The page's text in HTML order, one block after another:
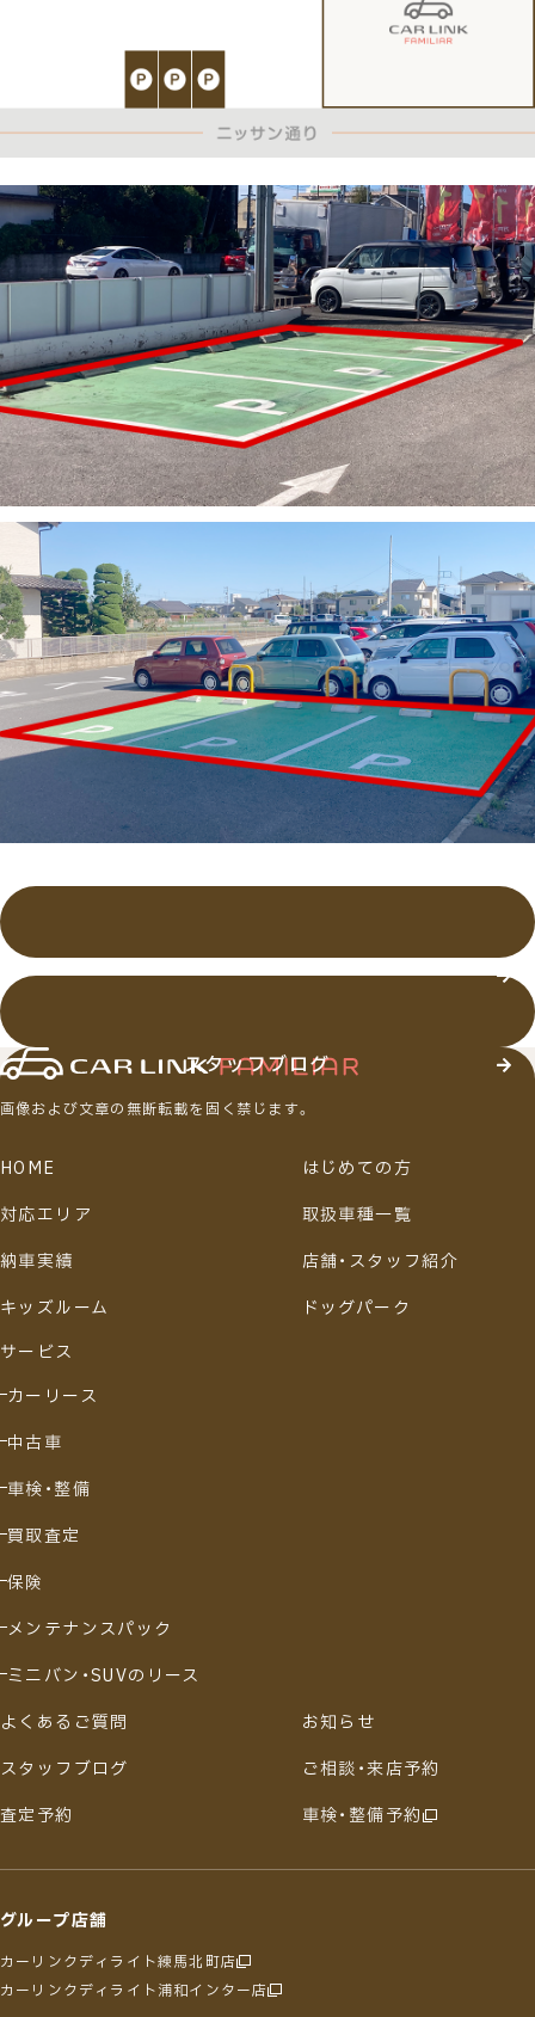
店舗・スタッフ紹介
スタッフブログ
画像および文章の無断転載を固く禁じます。
HOME
はじめての方
対応エリア
取扱車種一覧
納車実績
店舗・スタッフ紹介
キッズルーム
ドッグパーク
サービス
カーリース
中古車
車検・整備
買取査定
保険
メンテナンスパック
ミニバン・SUVのリース
よくあるご質問
お知らせ
スタッフブログ
ご相談・来店予約
査定予約
車検・整備予約
グループ店舗
カーリンクディライト練馬北町店
カーリンクディライト浦和インター店